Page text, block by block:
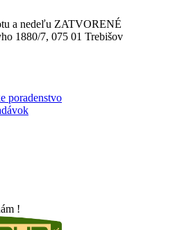
a nedeľu ZATVORENÉ
1880/7, 075 01 Trebišov
poradenstvo
!